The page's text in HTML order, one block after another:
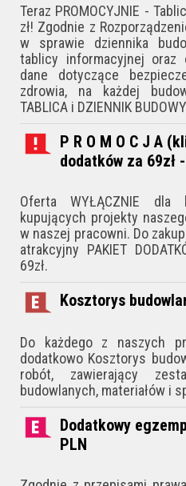
Teraz PROMOCYJNIE -
zł! Zgodnie z
w sprawie dziennika
tablicy informacyjnej oraz
dane dotyczące
zdrowia, na każdej
TABLICA i DZIENNIK
P R O M O C J A
dodatków za 69zł
Oferta WYŁĄCZNIE dla
kupujących projekty
w naszej pracowni. Do
atrakcyjny PAKIET
69zł.
Kosztorys
Do każdego z naszych
dodatkowo Kosztorys
robót, zawierający
budowlanych, materiałów i
Dodatkowy
PLN